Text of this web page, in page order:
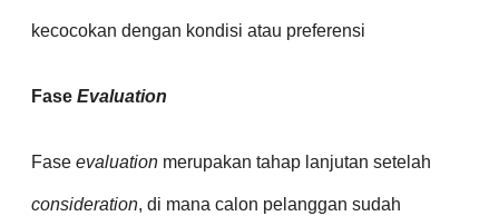
kecocokan dengan kondisi atau preferensi
Fase Evaluation
Fase evaluation merupakan tahap lanjutan setelah
consideration, di mana calon pelanggan sudah